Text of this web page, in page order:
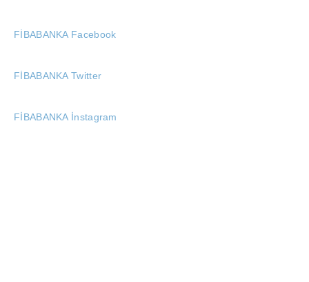
FİBABANKA Facebook
FİBABANKA Twitter
FİBABANKA İnstagram